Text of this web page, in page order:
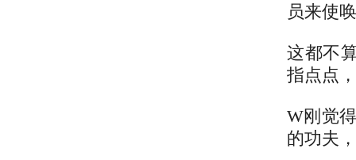
员来使
这都不
指点点
W刚觉
的功夫